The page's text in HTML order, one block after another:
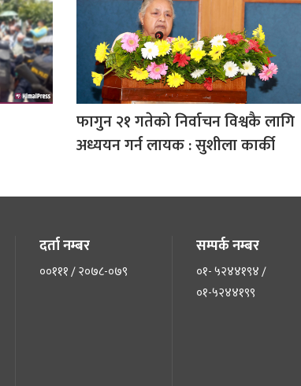
फागुन २१ गतेको निर्वाचन विश्वकै लागि
अध्ययन गर्न लायक : सुशीला कार्की
दर्ता नम्बर
००१११ / २०७८-०७९
सम्पर्क नम्बर
०१- ५२४४१९४ /
०१-५२४४१९९